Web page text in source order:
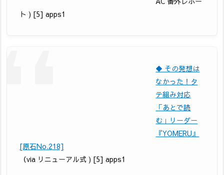
ト ) [5] apps1
◆ その発想は
なかった！タ
テ組み対応
「あとで読
む」リーダー
『YOMERU』
[原石No.218]
（via リニューアル式 ) [5] apps1